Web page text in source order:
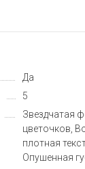
Да
5
Звездчатая
цветочков,
плотная
Опушенная